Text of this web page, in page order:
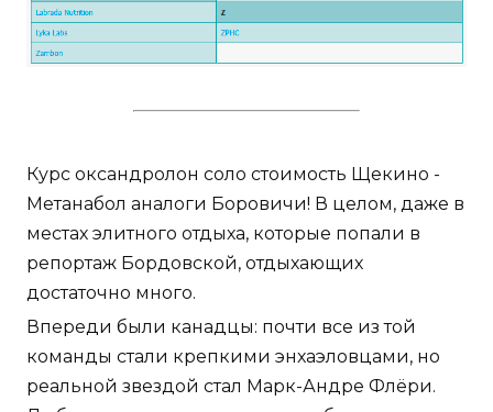
Курс оксандролон соло стоимость Щекино -
Метанабол аналоги Боровичи! В целом, даже в
местах элитного отдыха, которые попали в
репортаж Бордовской, отдыхающих
достаточно много.
Впереди были канадцы: почти все из той
команды стали крепкими энхаэловцами, но
реальной звездой стал Марк-Андре Флёри.